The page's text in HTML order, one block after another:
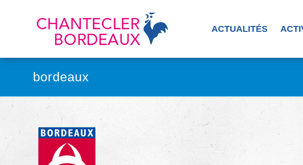
ACTUALITÉS
bordeaux